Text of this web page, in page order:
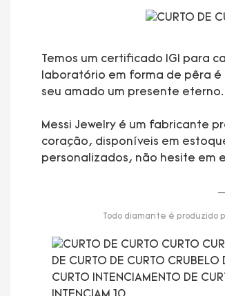
Temos um certificado IGI para
laboratório em forma de pêra
seu amado um presente eterno.
Messi Jewelry é um fabricante
coração, disponíveis em
personalizados, não hesite em
Todo diamante é produzido